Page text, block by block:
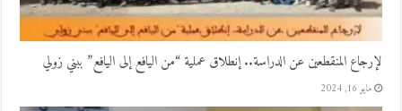
لإرجاع المنقطعين عن الدراسة.. إنطلاق عملية “من اليافع إلى اليافع” ببني زولي
مايو 16, 2024